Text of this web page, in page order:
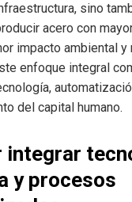
sino
acero con
impacto ambiental y
enfoque integral
del capital humano.
integrar
y procesos